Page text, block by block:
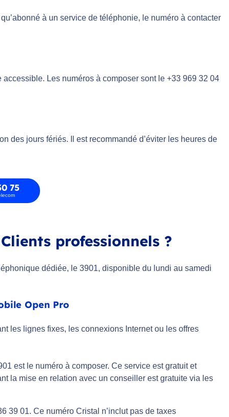
à un service de téléphonie, le numéro à contacter
Les numéros à composer sont le +33 969 32 04
des jours fériés. Il est recommandé d’éviter les heures de
75
professionnels ?
dédiée, le 3901, disponible du lundi au samedi
Open Pro
les lignes fixes, les connexions Internet ou les offres
est le numéro à composer. Ce service est gratuit et
la mise en relation avec un conseiller est gratuite via les
39 01. Ce numéro Cristal n’inclut pas de taxes